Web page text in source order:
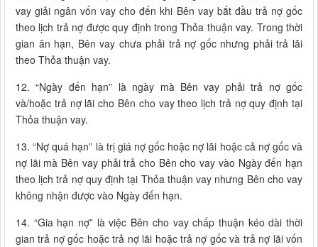
vay giải ngân vốn vay cho đến khi Bên vay bắt đầu trả nợ gốc
theo lịch trả nợ được quy định trong Thỏa thuận vay. Trong thời
gian ân hạn, Bên vay chưa phải trả nợ gốc nhưng phải trả lãi
theo Thỏa thuận vay.
12. “Ngày đến hạn” là ngày mà Bên vay phải trả nợ gốc
và/hoặc trả nợ lãi cho Bên cho vay theo lịch trả nợ quy định tại
Thỏa thuận vay.
13. “Nợ quá hạn” là trị giá nợ gốc hoặc nợ lãi hoặc cả nợ gốc và
nợ lãi mà Bên vay phải trả cho Bên cho vay vào Ngày đến hạn
theo lịch trả nợ quy định tại Thỏa thuận vay nhưng Bên cho vay
không nhận được vào Ngày đến hạn.
14. “Gia hạn nợ” là việc Bên cho vay chấp thuận kéo dài thời
gian trả nợ gốc hoặc trả nợ lãi hoặc trả nợ gốc và trả nợ lãi vốn